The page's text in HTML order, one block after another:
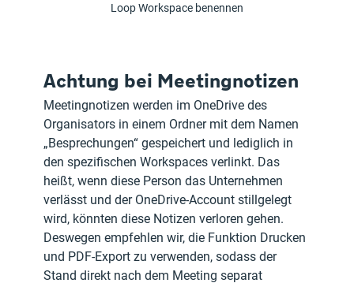
Loop Workspace benennen
Achtung bei Meetingnotizen
Meetingnotizen werden im OneDrive des
Organisators in einem Ordner mit dem Namen
„Besprechungen“ gespeichert und lediglich in
den spezifischen Workspaces verlinkt. Das
heißt, wenn diese Person das Unternehmen
verlässt und der OneDrive-Account stillgelegt
wird, könnten diese Notizen verloren gehen.
Deswegen empfehlen wir, die Funktion Drucken
und PDF-Export zu verwenden, sodass der
Stand direkt nach dem Meeting separat